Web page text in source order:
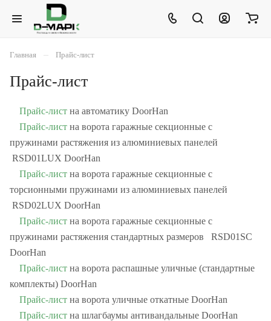
Главная – Прайс-лист
Прайс-лист
Прайс-лист на автоматику DoorHan
Прайс-лист на ворота гаражные секционные с
пружинами растяжения из алюминиевых панелей
RSD01LUX DoorHan
Прайс-лист на ворота гаражные секционные с
торсионными пружинами из алюминиевых панелей
RSD02LUX DoorHan
Прайс-лист на ворота гаражные секционные с
пружинами растяжения стандартных размеров RSD01SC
DoorHan
Прайс-лист на ворота распашные уличные (стандартные
комплекты) DoorHan
Прайс-лист на ворота уличные откатные DoorHan
Прайс-лист на шлагбаумы антивандальные DoorHan